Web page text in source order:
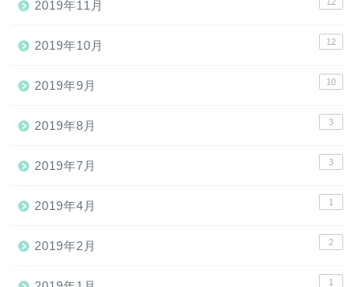
2019年11月
2019年10月 12
2019年9月 10
2019年8月 3
2019年7月 3
2019年4月 1
2019年2月 2
1